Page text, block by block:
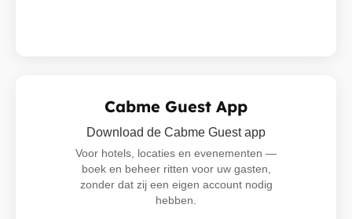
Cabme Guest App
Download de Cabme Guest app
Voor hotels, locaties en evenementen —
boek en beheer ritten voor uw gasten,
zonder dat zij een eigen account nodig
hebben.